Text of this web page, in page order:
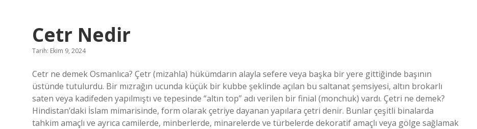
Cetr Nedir
Tarih: Ekim 9, 2024
Cetr ne demek Osmanlıca? Çetr (mizahla) hükümdarın alayla sefere veya başka bir yere gittiğinde başının
üstünde tutulurdu. Bir mızrağın ucunda küçük bir kubbe şeklinde açılan bu saltanat şemsiyesi, altın brokarlı
saten veya kadifeden yapılmıştı ve tepesinde “altın top” adı verilen bir finial (monchuk) vardı. Çetri ne demek?
Hindistan’daki İslam mimarisinde, form olarak çetriye dayanan yapılara çetri denir. Bunlar çeşitli binalarda
tahkim amaçlı ve ayrıca camilerde, minberlerde, minarelerde ve türbelerde dekoratif amaçlı veya gölge sağlamak